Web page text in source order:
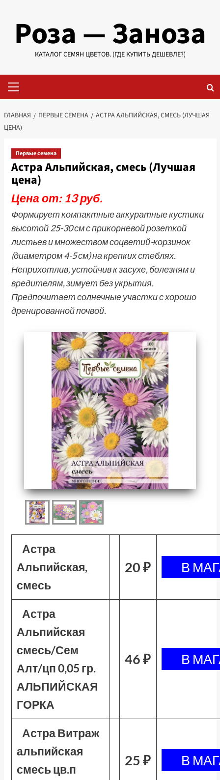
содержимому
Роза — Заноза
КАТАЛОГ СЕМЯН ЦВЕТОВ. (ГДЕ КУПИТЬ ДЕШЕВЛЕ?)
меню
ГЛАВНАЯ ПЕРВЫЕ СЕМЕНА
АСТРА АЛЬПИЙСКАЯ, СМЕСЬ (ЛУЧШАЯ
ЦЕНА)
Первые семена
Астра Альпийская, смесь (Лучшая
цена)
Цена от: 13 руб.
Формирует компактные аккуратные кустики
высотой 25-30 см с прикорневой розеткой
листьев и множеством соцветий-корзинок
(диаметром 4-5 см) на крепких стеблях.
Неприхотлив, устойчив к засухе, болезням и
вредителям, зимует без укрытия.
Предпочитает солнечные участки с хорошо
дренированной почвой.
Астра
Альпийская,
смесь
20 ₽
Астра
Альпийская
смесь/Сем
Алт/цп 0,05 гр.
АЛЬПИЙСКАЯ
ГОРКА
46 ₽
Астра Витраж
альпийская
смесь цв.п
25 ₽